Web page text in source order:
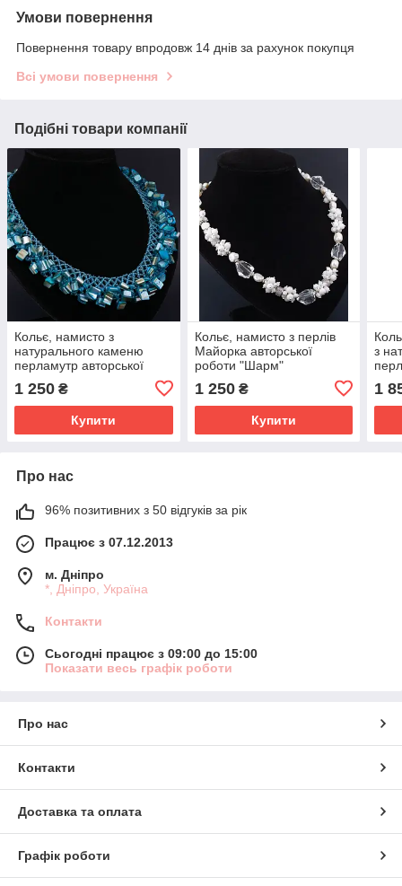
Умови повернення
Повернення товару впродовж 14 днів за рахунок покупця
Всі умови повернення
Подібні товари компанії
Кольє, намисто з
натурального каменю
перламутр авторської
роботи "Морський бриз"
1 250 ₴
Купити
Кольє, намисто з перлів
Майорка авторської
роботи "Шарм"
1 250₴
Купити
з
1
Про нас
96% позитивних з 50 відгуків за рік
Працює з 07.12.2013
м. Дніпро
*, Дніпро, Україна
Контакти
Сьогодні працює з 09:00 до 15:00
Показати весь графік роботи
Про нас
Контакти
Доставка та оплата
Графік роботи